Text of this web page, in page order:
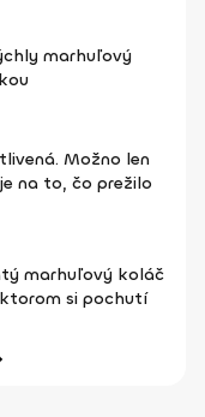
marhuľový
Možno len
na to, čo prežilo
marhuľový koláč
si pochutí